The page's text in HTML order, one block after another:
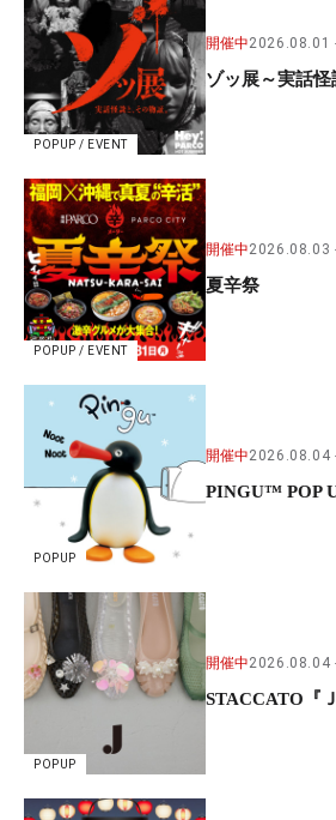
POPUP / EVENT
開催中2026.08.01
ゾッ展～実話
POPUP / EVENT
開催中2026.08.03
夏辛祭
POPUP
開催中2026.08.04
PINGU™ POP
POPUP
開催中2026.08.04
STACCATO『Ｊ